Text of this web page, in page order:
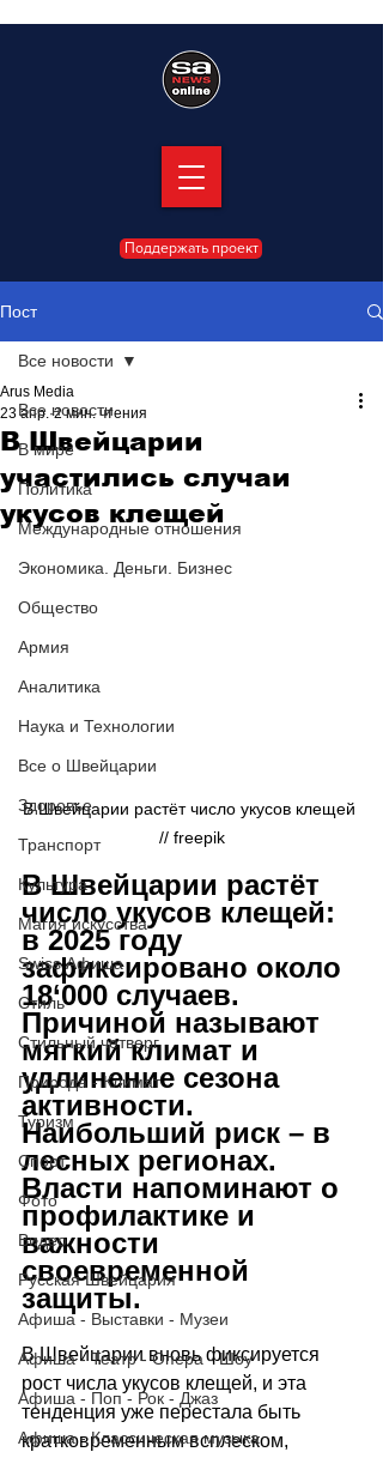
Поддержать проект
Пост
Все новости
В мире
Политика
Международные отношения
Экономика. Деньги. Бизнес
Общество
Армия
Аналитика
Наука и Технологии
Все о Швейцарии
Здоровье
Транспорт
Культура
Магия искусства
Swiss Афиша
Стиль
Стильный четверг
Природа - Климат
Туризм
Спорт
Фото
Видео
Русская Швейцария
Афиша - Выставки - Музеи
Афиша - Театр - Опера - Шоу
Афиша - Поп - Рок - Джаз
Афиша - Классическая музыка
Все новости
В Швейцарии
участились случаи
укусов клещей
Arus Media
23 апр. 2 мин. чтения
В Швейцарии растёт число укусов клещей
// freepik
В Швейцарии растёт
число укусов клещей:
в 2025 году
зафиксировано около
18‘000 случаев.
Причиной называют
мягкий климат и
удлинение сезона
активности.
Наибольший риск – в
лесных регионах.
Власти напоминают о
профилактике и
важности
своевременной
защиты.
В Швейцарии вновь фиксируется
рост числа укусов клещей, и эта
тенденция уже перестала быть
кратковременным всплеском,